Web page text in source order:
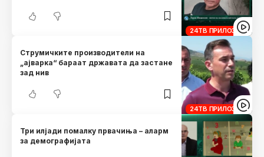
24ТВ ПРИЛОЗИ
24ТВ ПРИЛОЗИ
Струмичките производители на
„ајварка“ бараат државата да застане
зад нив
Три илјади помалку првачиња – аларм
за демографијата